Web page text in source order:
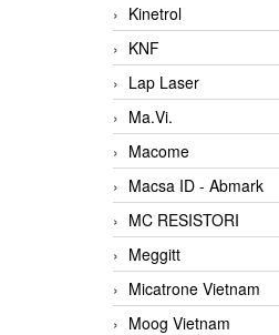
Kinetrol
KNF
Lap Laser
Ma.Vi.
Macome
Macsa ID - Abmark
MC RESISTORI
Meggitt
Micatrone Vietnam
Moog Vietnam